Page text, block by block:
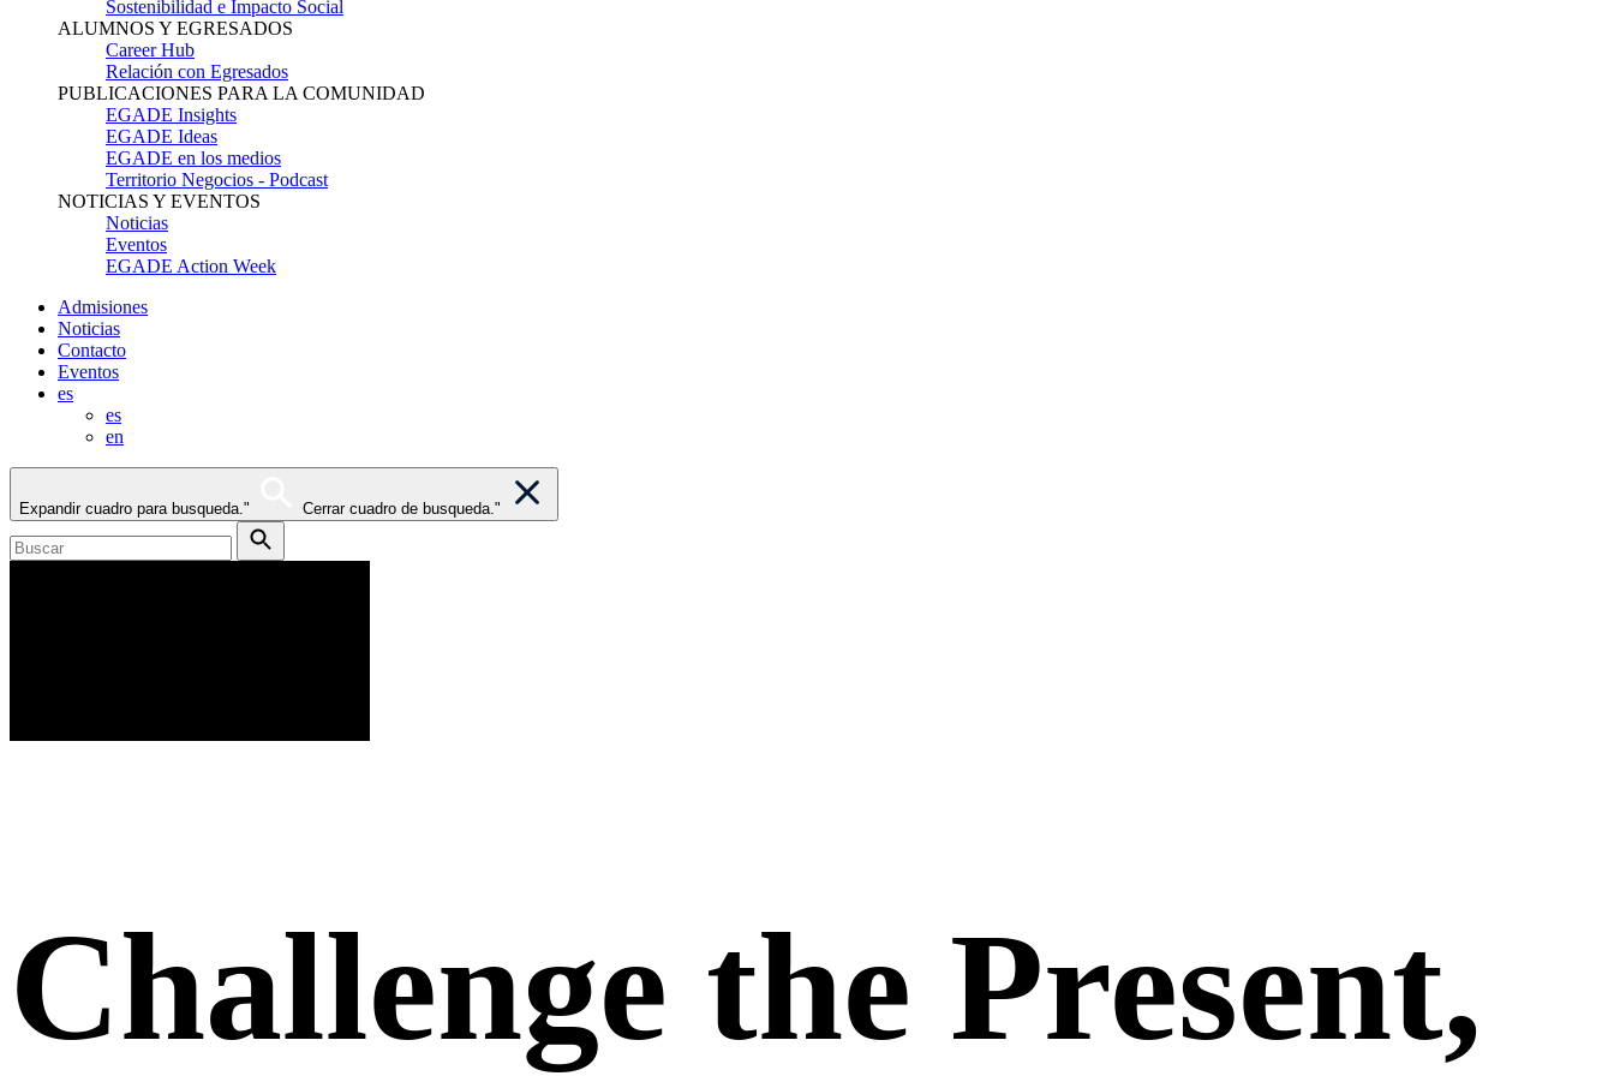
Sostenibilidad e Impacto Social
ALUMNOS Y EGRESADOS
Career Hub
Relación con Egresados
PUBLICACIONES PARA LA COMUNIDAD
EGADE Insights
EGADE Ideas
EGADE en los medios
Territorio Negocios - Podcast
NOTICIAS Y EVENTOS
Noticias
Eventos
EGADE Action Week
Admisiones
Noticias
Contacto
Eventos
es
es
en
Expandir cuadro para busqueda." Cerrar cuadro de busqueda."
Challenge the Present,